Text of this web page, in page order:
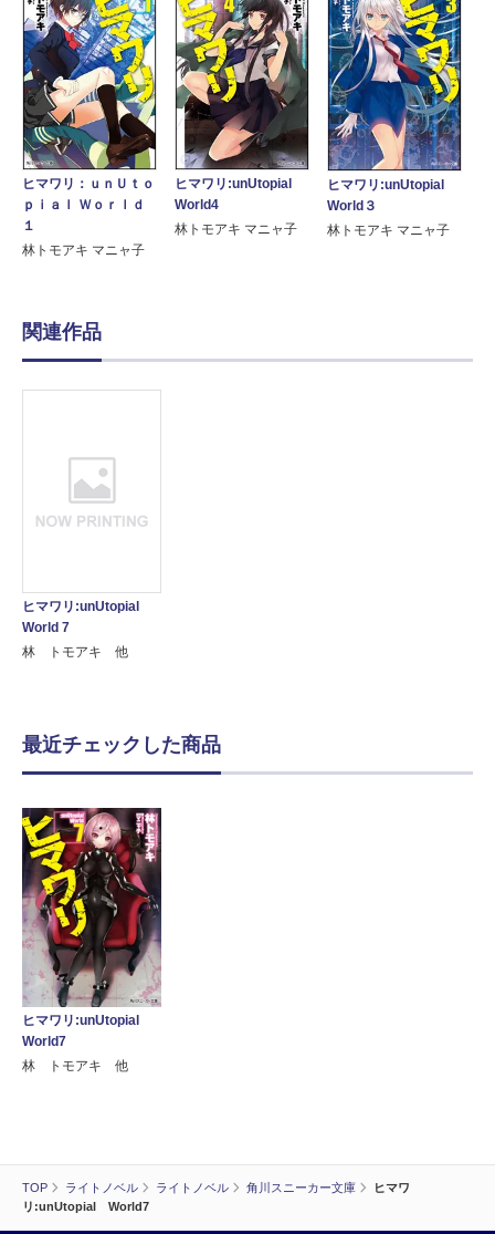
TOP ライトノベル ライトノベル 角川スニーカー文庫
ヒマワ
リ:unUtopial World7
ヒマワリ：ｕｎＵｔｏ
ｐｉａｌ Ｗｏｒｌｄ
１
林トモアキ マニャ子
ヒマワリ:unUtopial
World4
林トモアキ マニャ子
ヒマワリ:unUtopial
World３
林トモアキ マニャ子
関連作品
ヒマワリ:unUtopial
World 7
林 トモアキ 他
最近チェックした商品
ヒマワリ:unUtopial
World7
林 トモアキ 他